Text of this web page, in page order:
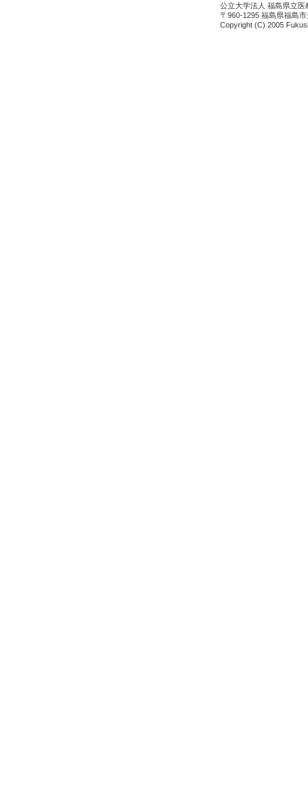
公立大学法人 福島県立
〒960-1295 福島県福島
Copyright (C) 2005